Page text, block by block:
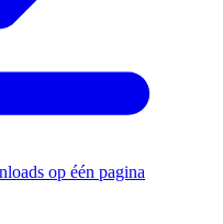
op één pagina